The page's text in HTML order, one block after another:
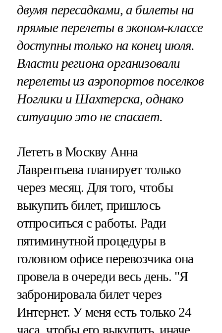
двумя пересадками, а билеты на
прямые перелеты в эконом-классе
доступны только на конец июля.
Власти региона организовали
перелеты из аэропортов поселков
Ноглики и Шахтерска, однако
ситуацию это не спасает.
Лететь в Москву Анна
Лаврентьева планирует только
через месяц. Для того, чтобы
выкупить билет, пришлось
отпроситься с работы. Ради
пятиминутной процедуры в
головном офисе перевозчика она
провела в очереди весь день. "Я
забронировала билет через
Интернет. У меня есть только 24
часа, чтобы его выкупить, иначе